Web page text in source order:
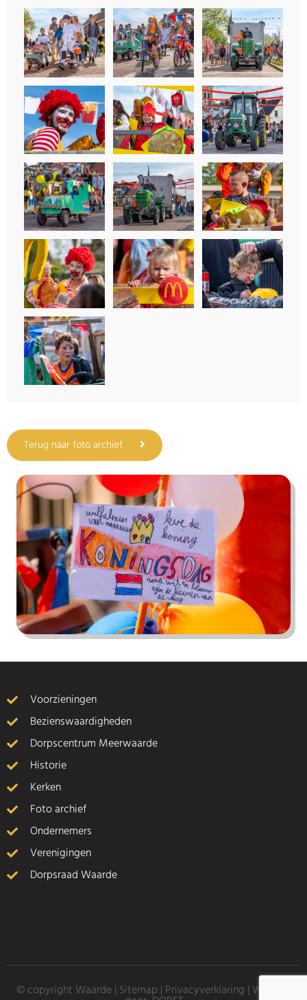
Terug naar foto archief
Voorzieningen
Bezienswaardigheden
Dorpscentrum Meerwaarde
Historie
Kerken
Foto archief
Ondernemers
Verenigingen
Dorpsraad Waarde
© copyright Waarde | Sitemap Privacyverklaring | Website